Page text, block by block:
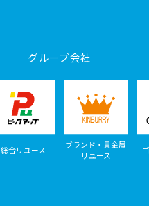
グループ会社
総合リユース
ブランド・貴金属
リユース